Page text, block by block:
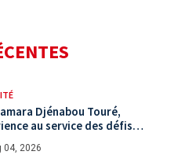
Djénabou Touré,
au service des défis
sous la 5ème République
04, 2026